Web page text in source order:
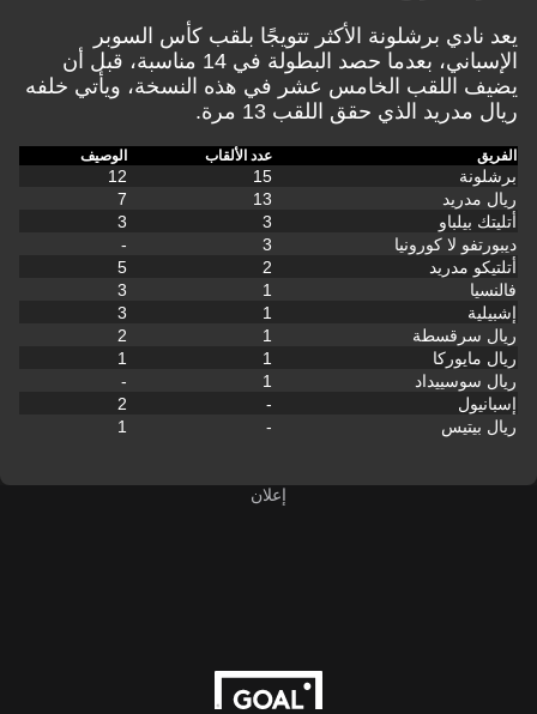
يعد نادي برشلونة الأكثر تتويجًا بلقب كأس السوبر
الإسباني، بعدما حصد البطولة في 14 مناسبة، قبل أن
يضيف اللقب الخامس عشر في هذه النسخة، ويأتي خلفه
ريال مدريد الذي حقق اللقب 13 مرة.
الفريق عدد الألقاب الوصيف
برشلونة 15
12
ريال مدريد
13
7
أتليتك بيلباو
3
3
ديبورتفو لا كورونيا
3
-
أتلتيكو مدريد
2
5
فالنسيا
1
3
إشبيلية
1
3
ريال سرقسطة
1
2
ريال مايوركا
1
1
ريال سوسييداد
1
-
إسبانيول
-
2
ريال بيتيس
-
1
إعلان